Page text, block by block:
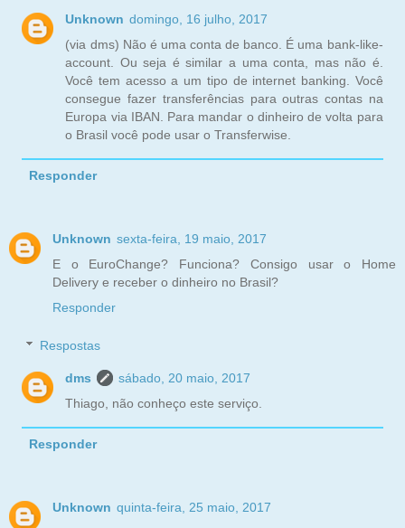
Unknown domingo, 16 julho, 2017
(via dms) Não é uma conta de banco. É uma bank-like-
account. Ou seja é similar a uma conta, mas não é.
Você tem acesso a um tipo de internet banking. Você
consegue fazer transferências para outras contas na
Europa via IBAN. Para mandar o dinheiro de volta para
o Brasil você pode usar o Transferwise.
Responder
Unknown sexta-feira, 19 maio, 2017
E o EuroChange? Funciona? Consigo usar o Home
Delivery e receber o dinheiro no Brasil?
Responder
Respostas
dms
sábado, 20 maio, 2017
Thiago, não conheço este serviço.
Responder
Unknown quinta-feira, 25 maio, 2017